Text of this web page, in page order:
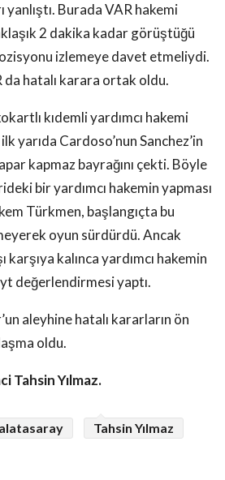
yanlıştı. Burada VAR hakemi
2 dakika kadar görüştüğü
izlemeye davet etmeliydi.
da hatalı karara ortak oldu.
kıdemli yardımcı hakemi
yarıda Cardoso’nun Sanchez’in
kapmaz bayrağını çekti. Böyle
bir yardımcı hakemin yapması
Türkmen, başlangıçta bu
oyun sürdürdü. Ancak
kalınca yardımcı hakemin
değerlendirmesi yaptı.
aleyhine hatalı kararların ön
oldu.
Tahsin Yılmaz.
Tahsin Yılmaz